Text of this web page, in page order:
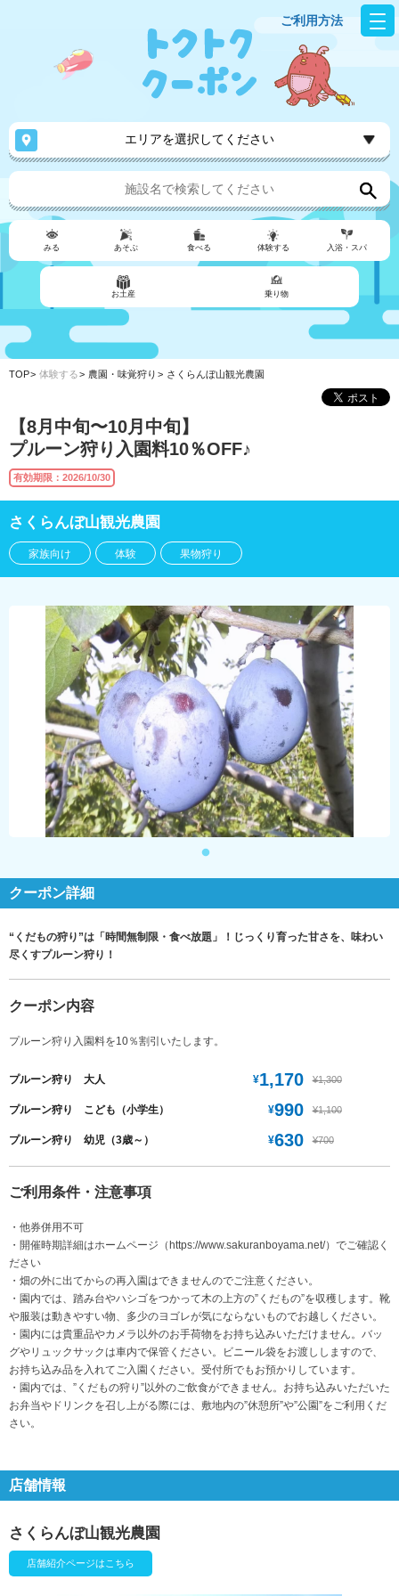
ご利用方法
エリアを選択してください
みる あそぶ 食べる 体験する 入浴・スパ
お土産 乗り物
TOP 体験する 農園・味覚狩り さくらんぼ山観光農園
【8月中旬〜10月中旬】
プルーン狩り入園料10％OFF♪
有効期限：2026/10/30
さくらんぼ山観光農園
家族向け 体験 果物狩り
クーポン詳細
“くだもの狩り”は「時間無制限・食べ放題」！じっくり育った甘さを、味わい
尽くすプルーン狩り！
クーポン内容
プルーン狩り入園料を10％割引いたします。
プルーン狩り 大人 ¥1,170 ¥1,300
プルーン狩り こども（小学生） ¥990 ¥1,100
プルーン狩り 幼児（3歳～） ¥630 ¥700
ご利用条件・注意事項
・他券併用不可
・開催時期詳細はホームページ（https://www.sakuranboyama.net/）でご確認く
ださい
・畑の外に出てからの再入園はできませんのでご注意ください。
・園内では、踏み台やハシゴをつかって木の上方の”くだもの”を収穫します。靴
や服装は動きやすい物、多少のヨゴレが気にならないものでお越しください。
​・園内には貴重品やカメラ以外のお手荷物をお持ち込みいただけません。バッ
グやリュックサックは車内で保管ください。ビニール袋をお渡ししますので、
お持ち込み品を入れてご入園ください。受付所でもお預かりしています。
・園内では、”くだもの狩り”以外のご飲食ができません。お持ち込みいただいた
お弁当やドリンクを召し上がる際には、敷地内の”休憩所”や”公園”をご利用くだ
さい。
店舗情報
さくらんぼ山観光農園
店舗紹介ページはこちら